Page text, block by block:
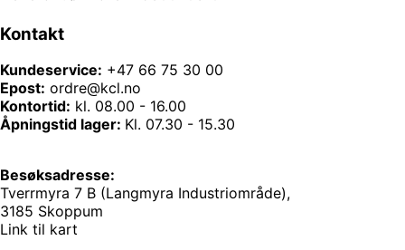
Kontakt
Kundeservice: +47 66 75 30 00
Epost: ordre@kcl.no
Kontortid: kl. 08.00 - 16.00
Åpningstid lager: Kl. 07.30 - 15.30
Besøksadresse:
Tverrmyra 7 B (Langmyra Industriområde),
3185 Skoppum
Link til kart